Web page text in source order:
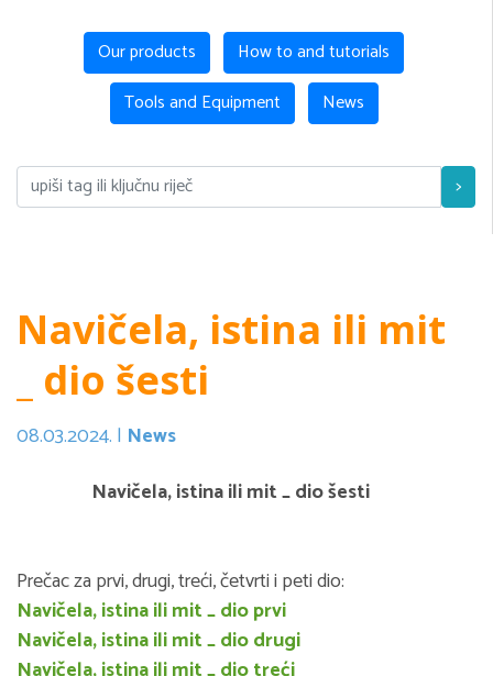
Our products
How to and tutorials
Tools and Equipment
News
>
Navičela, istina ili mit
_ dio šesti
08.03.2024. | News
Navičela, istina ili mit _ dio šesti
Prečac za prvi, drugi, treći, četvrti i peti dio:
Navičela, istina ili mit _ dio prvi
Navičela, istina ili mit _ dio drugi